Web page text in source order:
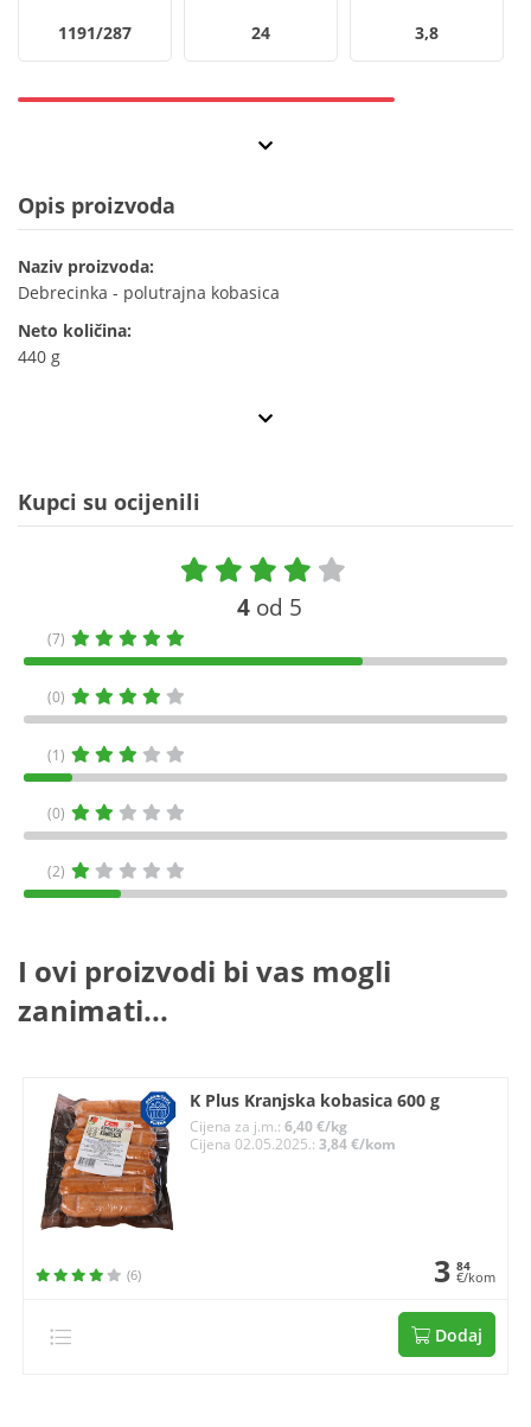
1191/287 24 3,8
Opis proizvoda
Naziv proizvoda:
Debrecinka - polutrajna kobasica
Neto količina:
440 g
Kupci su ocijenili
4 od 5
(7)
(0)
(1)
(0)
(2)
I ovi proizvodi bi vas mogli
zanimati...
K Plus Kranjska kobasica 600 g
Cijena za j.m.:6,40 €/kg
Cijena 02.05.2025.:3,84 €/kom
(6) 3 84
€/kom
Dodaj